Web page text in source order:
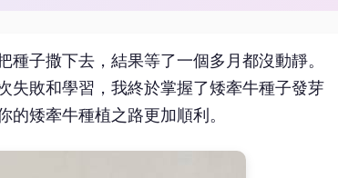
子撒下去，結果等了一個多月都沒動靜。
失敗和學習，我終於掌握了矮牽牛種子發芽
矮牽牛種植之路更加順利。